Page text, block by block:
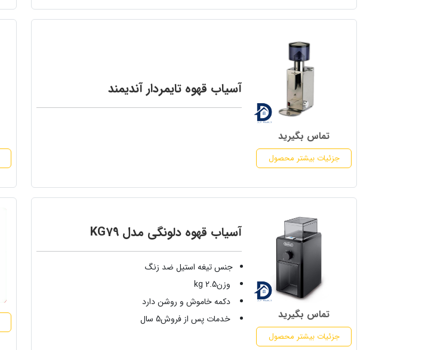
تماس بگیرید
جزئیات بیشتر محصول
آسیاب قهوه تایمردار آندیمند
تماس بگیرید
جزئیات بیشتر محصول
آسیاب قهوه دلونگی مدل KG79
جنس تیغه استیل ضد زنگ
وزن2.5 kg
دکمه خاموش و روشن دارد
خدمات پس از فروش5 سال